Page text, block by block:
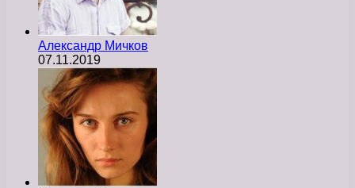
Александр Мичков
07.11.2019